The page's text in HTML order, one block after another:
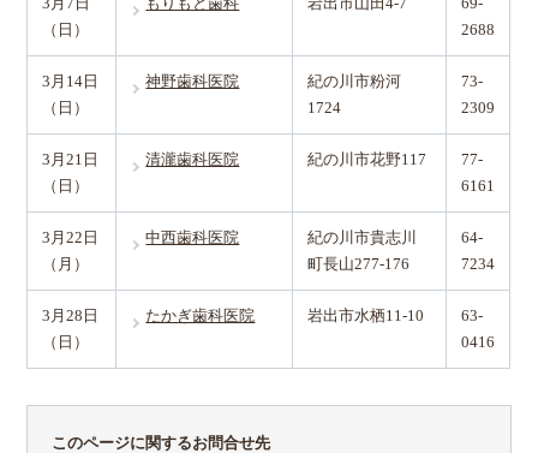
3月7日
（日）
もりもと歯科 岩出市山田4-7
69-
2688
3月14日
（日）
神野歯科医院
紀の川市粉河
1724
73-
2309
3月21日
（日）
清瀧歯科医院 紀の川市花野117
77-
6161
3月22日
（月）
中西歯科医院
紀の川市貴志川
町長山277-176
64-
7234
3月28日
（日）
たかぎ歯科医院 岩出市水栖11-10
63-
0416
このページに関するお問合せ先